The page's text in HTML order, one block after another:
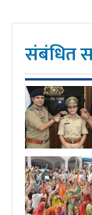
संबंधित